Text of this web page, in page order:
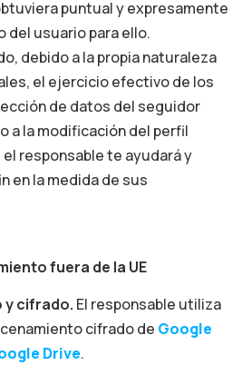
puntual y expresamente
del usuario para ello.
debido a la propia naturaleza
el ejercicio efectivo de los
de datos del seguidor
a la modificación del perfil
responsable te ayudará y
en la medida de sus
fuera de la UE
y cifrado. El responsable utiliza
cifrado de Google
Drive.